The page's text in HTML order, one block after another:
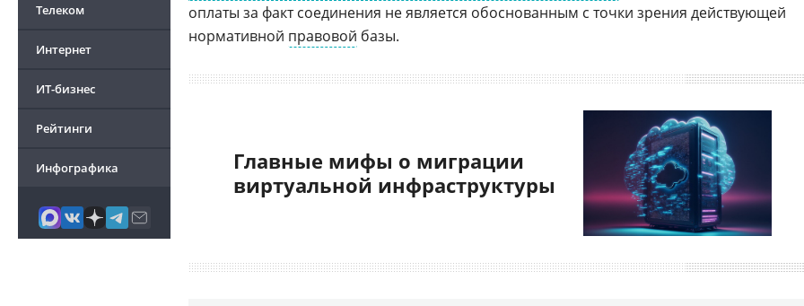
Телеком
Интернет
ИТ-бизнес
Рейтинги
Инфографика
оплаты за факт соединения не является обоснованным с точки зрения действующей
нормативной правовой базы.
Главные мифы о миграции
виртуальной инфраструктуры